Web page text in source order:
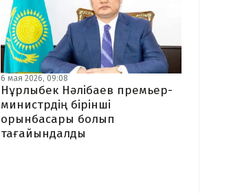
6 мая 2026, 09:08
Нұрлыбек Нәлібаев премьер-
министрдің бірінші
орынбасары болып
тағайындалды